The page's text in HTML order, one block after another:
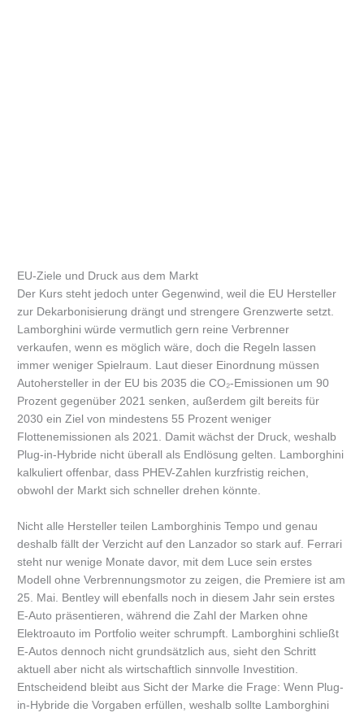
EU-Ziele und Druck aus dem Markt
Der Kurs steht jedoch unter Gegenwind, weil die EU Hersteller
zur Dekarbonisierung drängt und strengere Grenzwerte setzt.
Lamborghini würde vermutlich gern reine Verbrenner
verkaufen, wenn es möglich wäre, doch die Regeln lassen
immer weniger Spielraum. Laut dieser Einordnung müssen
Autohersteller in der EU bis 2035 die CO₂-Emissionen um 90
Prozent gegenüber 2021 senken, außerdem gilt bereits für
2030 ein Ziel von mindestens 55 Prozent weniger
Flottenemissionen als 2021. Damit wächst der Druck, weshalb
Plug-in-Hybride nicht überall als Endlösung gelten. Lamborghini
kalkuliert offenbar, dass PHEV-Zahlen kurzfristig reichen,
obwohl der Markt sich schneller drehen könnte.
Nicht alle Hersteller teilen Lamborghinis Tempo und genau
deshalb fällt der Verzicht auf den Lanzador so stark auf. Ferrari
steht nur wenige Monate davor, mit dem Luce sein erstes
Modell ohne Verbrennungsmotor zu zeigen, die Premiere ist am
25. Mai. Bentley will ebenfalls noch in diesem Jahr sein erstes
E-Auto präsentieren, während die Zahl der Marken ohne
Elektroauto im Portfolio weiter schrumpft. Lamborghini schließt
E-Autos dennoch nicht grundsätzlich aus, sieht den Schritt
aktuell aber nicht als wirtschaftlich sinnvolle Investition.
Entscheidend bleibt aus Sicht der Marke die Frage: Wenn Plug-
in-Hybride die Vorgaben erfüllen, weshalb sollte Lamborghini